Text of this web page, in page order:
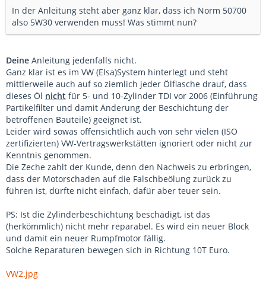
In der Anleitung steht aber ganz klar, dass ich Norm 50700
also 5W30 verwenden muss! Was stimmt nun?
Deine Anleitung jedenfalls nicht.
Ganz klar ist es im VW (Elsa)System hinterlegt und steht
mittlerweile auch auf so ziemlich jeder Ölflasche drauf, dass
dieses Öl nicht für 5- und 10-Zylinder TDI vor 2006 (Einführung
Partikelfilter und damit Änderung der Beschichtung der
betroffenen Bauteile) geeignet ist.
Leider wird sowas offensichtlich auch von sehr vielen (ISO
zertifizierten) VW-Vertragswerkstätten ignoriert oder nicht zur
Kenntnis genommen.
Die Zeche zahlt der Kunde, denn den Nachweis zu erbringen,
dass der Motorschaden auf die Falschbeölung zurück zu
führen ist, dürfte nicht einfach, dafür aber teuer sein.
PS: Ist die Zylinderbeschichtung beschädigt, ist das
(herkömmlich) nicht mehr reparabel. Es wird ein neuer Block
und damit ein neuer Rumpfmotor fällig.
Solche Reparaturen bewegen sich in Richtung 10T Euro.
VW2.jpg